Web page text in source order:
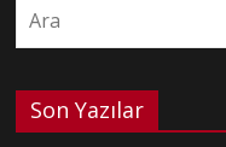
Son Yazılar